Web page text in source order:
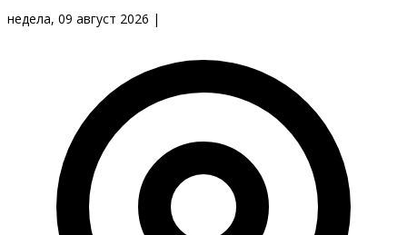
недела, 09 август 2026 |